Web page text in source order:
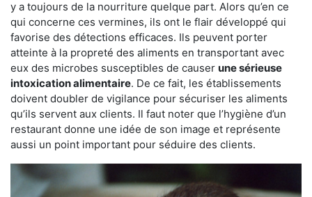
y a toujours de la nourriture quelque part. Alors qu’en ce
qui concerne ces vermines, ils ont le flair développé qui
favorise des détections efficaces. Ils peuvent porter
atteinte à la propreté des aliments en transportant avec
eux des microbes susceptibles de causer une sérieuse
intoxication alimentaire. De ce fait, les établissements
doivent doubler de vigilance pour sécuriser les aliments
qu’ils servent aux clients. Il faut noter que l’hygiène d’un
restaurant donne une idée de son image et représente
aussi un point important pour séduire des clients.